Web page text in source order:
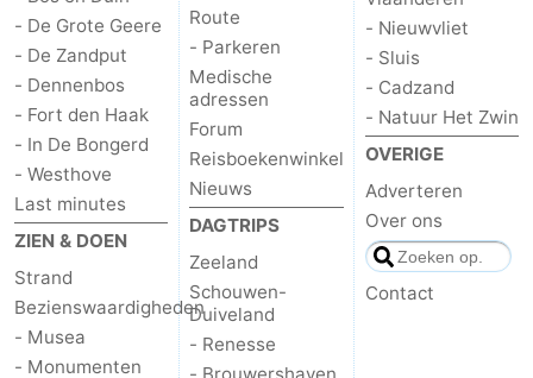
- De Grote Geere
- De Zandput
- Dennenbos
- Fort den Haak
- In De Bongerd
- Westhove
Last minutes
ZIEN & DOEN
Strand
Bezienswaardigheden
- Musea
- Monumenten
Route
- Parkeren
Medische
adressen
Forum
Reisboekenwinkel
Nieuws
DAGTRIPS
Zeeland
Schouwen-
Duiveland
- Renesse
- Brouwershaven
- Nieuwvliet
- Sluis
- Cadzand
- Natuur Het Zwin
OVERIGE
Adverteren
Over ons
Contact